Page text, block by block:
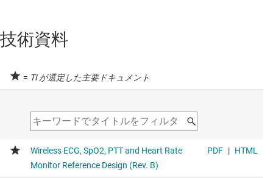
技術資料
= TI が選定した主要ドキュメント